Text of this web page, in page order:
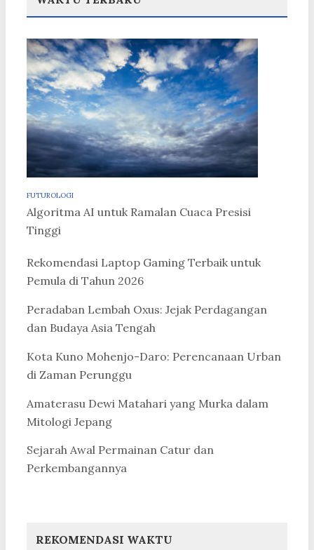
FUTUROLOGI
Algoritma AI untuk Ramalan Cuaca Presisi
Tinggi
Rekomendasi Laptop Gaming Terbaik untuk
Pemula di Tahun 2026
Peradaban Lembah Oxus: Jejak Perdagangan
dan Budaya Asia Tengah
Kota Kuno Mohenjo-Daro: Perencanaan Urban
di Zaman Perunggu
Amaterasu Dewi Matahari yang Murka dalam
Mitologi Jepang
Sejarah Awal Permainan Catur dan
Perkembangannya
REKOMENDASI WAKTU